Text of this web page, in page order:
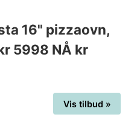
16" pizzaovn,
5998 NÅ kr
Vis tilbud »